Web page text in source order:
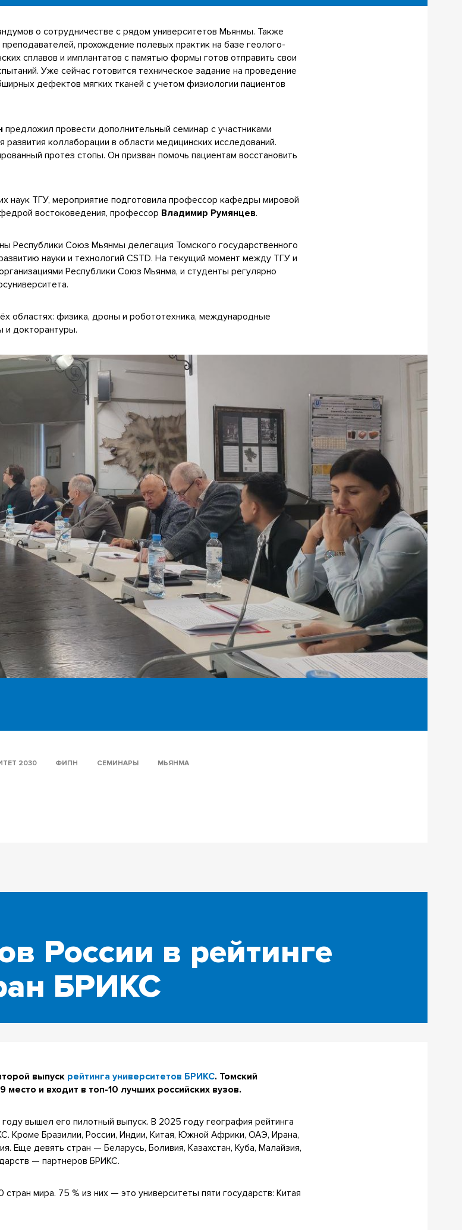
о сотрудничестве с рядом университетов Мьянмы. Также
прохождение полевых практик на базе геолого-
сплавов и имплантатов с памятью формы готов отправить свои
Уже сейчас готовится техническое задание на проведение
дефектов мягких тканей с учетом физиологии пациентов
предложил провести дополнительный семинар с участниками
коллаборации в области медицинских исследований.
протез стопы. Он призван помочь пациентам восстановить
наук ТГУ, мероприятие подготовила профессор кафедры мировой
востоковедения, профессор Владимир Румянцев.
Республики Союз Мьянмы делегация Томского государственного
науки и технологий CSTD. На текущий момент между ТГУ и
Республики Союз Мьянма, и студенты регулярно
областях: физика, дроны и робототехника, международные
и докторантуры.
2030 ФИПН СЕМИНАРЫ МЬЯНМА
России в рейтинге
БРИКС
выпуск рейтинга университетов БРИКС. Томский
и входит в топ-10 лучших российских вузов.
вышел его пилотный выпуск. В 2025 году география рейтинга
Кроме Бразилии, России, Индии, Китая, Южной Африки, ОАЭ, Ирана,
Еще девять стран — Беларусь, Боливия, Казахстан, Куба, Малайзия,
— партнеров БРИКС.
мира. 75 % из них — это университеты пяти государств: Китая